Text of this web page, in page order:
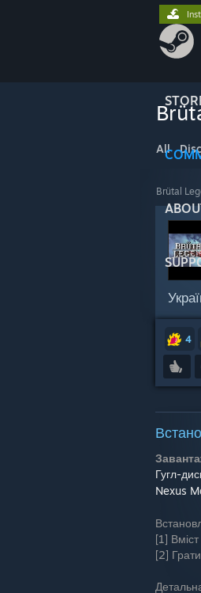
All
Brütal
4
Гугл-
Nexus
[1]
[2] Грати